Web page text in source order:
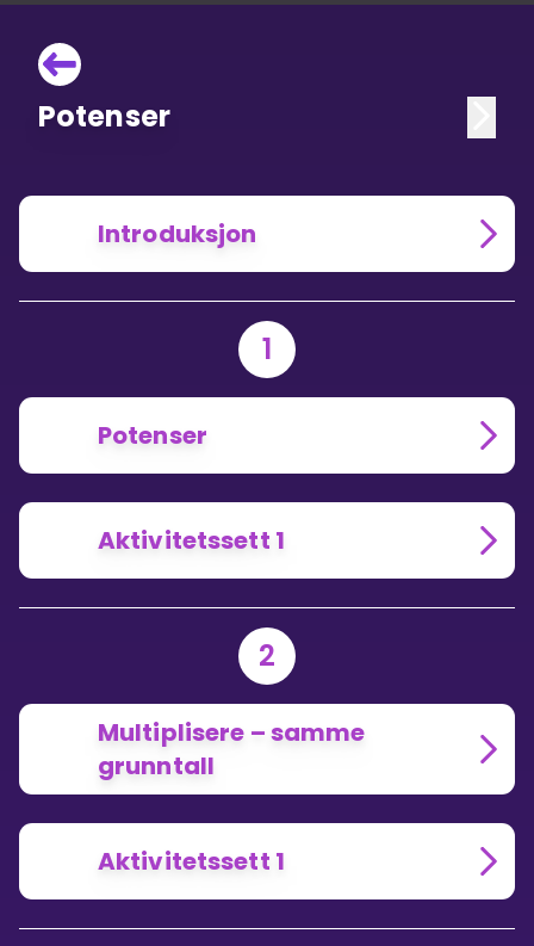
Potenser
Introduksjon
1
Potenser
Aktivitetssett 1
2
Multiplisere – samme
grunntall
Aktivitetssett 1